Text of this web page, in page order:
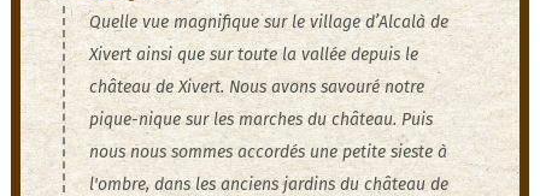
Quelle vue magnifique sur le village d’Alcalà de
Xivert ainsi que sur toute la vallée depuis le
château de Xivert. Nous avons savouré notre
pique-nique sur les marches du château. Puis
nous nous sommes accordés une petite sieste à
l'ombre, dans les anciens jardins du château de